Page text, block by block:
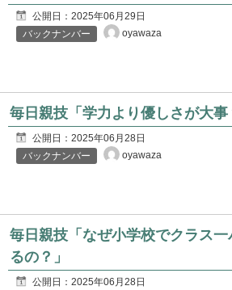
公開日： 2025年06月29日
バックナンバー
oyawaza
毎日親技「学力より優しさが大事
公開日： 2025年06月28日
バックナンバー
oyawaza
毎日親技「なぜ小学校でクラス
るの？」
公開日： 2025年06月28日